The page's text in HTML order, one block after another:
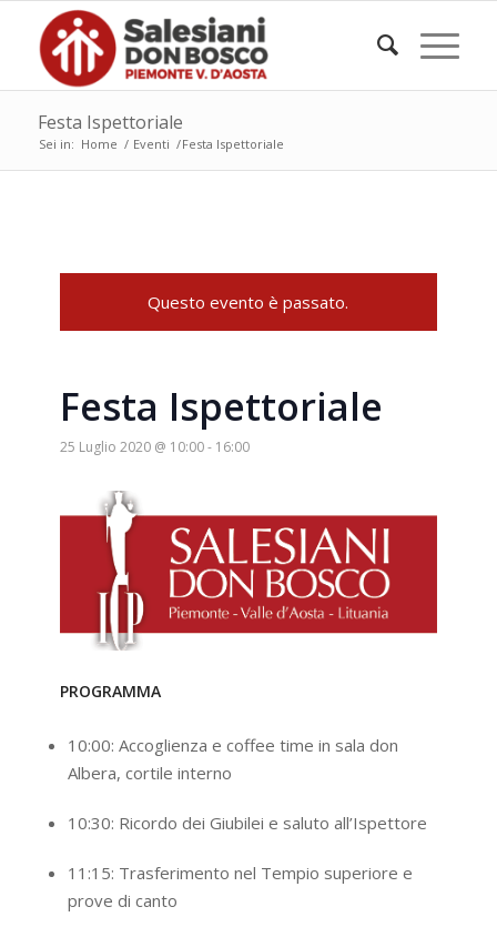
Festa Ispettoriale
Sei in: Home / Eventi /Festa Ispettoriale
Questo evento è passato.
Festa Ispettoriale
25 Luglio 2020 @ 10:00- 16:00
PROGRAMMA
10:00: Accoglienza e coffee time in sala don
Albera, cortile interno
10:30: Ricordo dei Giubilei e saluto all’Ispettore
11:15: Trasferimento nel Tempio superiore e
prove di canto